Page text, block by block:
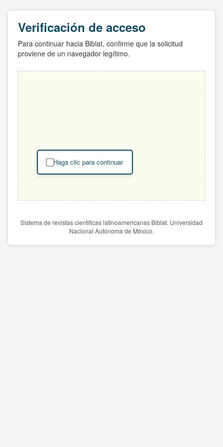
Verificación de acceso
Para continuar hacia Biblat, confirme que la solicitud
proviene de un navegador legítimo.
Haga clic para continuar
Sistema de revistas científicas latinoamericanas Biblat. Universidad
Nacional Autónoma de México.